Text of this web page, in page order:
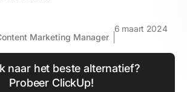
Marketing Manager
6 maart 2024
naar het beste alternatief?
Probeer ClickUp!